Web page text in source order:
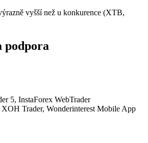
vyšší než u konkurence (XTB,
podpora
5, InstaForex WebTrader
Trader, Wonderinterest Mobile App